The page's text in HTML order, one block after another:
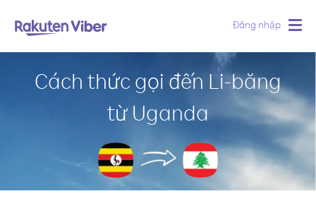
Đăng nhập
Cách thức gọi đến Li-băng
từ Uganda